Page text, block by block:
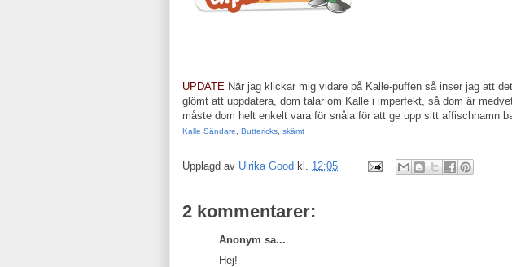
UPDATE När jag klickar mig vidare på Kalle-puffen så inser jag att
glömt att uppdatera, dom talar om Kalle i imperfekt, så dom är
måste dom helt enkelt vara för snåla för att ge upp sitt affischnamn
Kalle Sändare Buttericks skämt
Upplagd av Ulrika Good kl. 12:05
2 kommentarer:
Anonym sa...
Hej!